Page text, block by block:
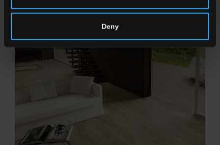
Deny
Schönheit und visuelle Kontinuität von Aderungen